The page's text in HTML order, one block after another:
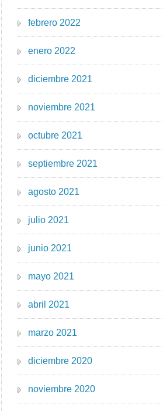
febrero 2022
enero 2022
diciembre 2021
noviembre 2021
octubre 2021
septiembre 2021
agosto 2021
julio 2021
junio 2021
mayo 2021
abril 2021
marzo 2021
diciembre 2020
noviembre 2020